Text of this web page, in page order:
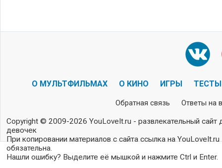
О МУЛЬТФИЛЬМАХ О КИНО ИГРЫ ТЕСТЫ
Обратная связь Ответы на
Copyright © 2009-2026 YouLoveIt.ru - развлекательный сайт
девочек
При копировании материалов с сайта ссылка на YouLoveIt.ru
обязательна.
Нашли ошибку? Выделите её мышкой и нажмите Ctrl и Enter.